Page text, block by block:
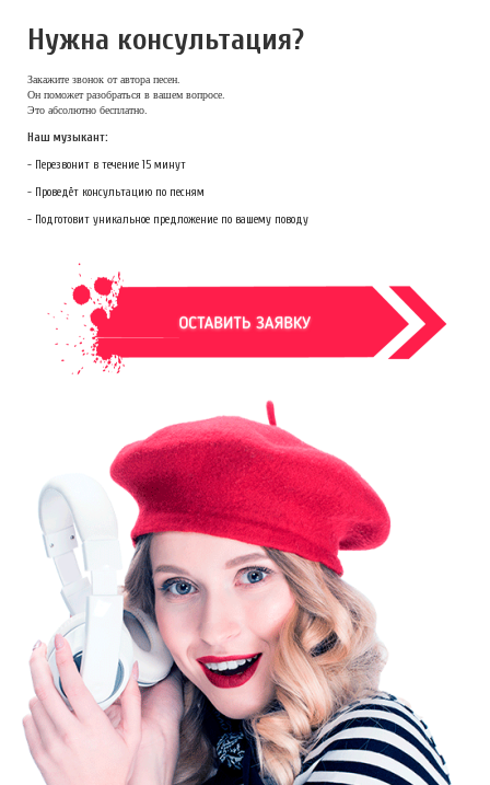
Нужна консультация?
Закажите звонок от автора песен.
Он поможет разобраться в вашем вопросе.
Это абсолютно бесплатно.
Наш музыкант:
- Перезвонит в течение 15 минут
- Проведёт консультацию по песням
- Подготовит уникальное предложение по вашему поводу